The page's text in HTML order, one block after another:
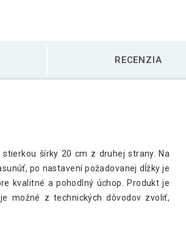
RECENZIA
šírky 20 cm z druhej strany. Na
po nastavení požadovanej dĺžky je
kvalitné a pohodlný úchop. Produkt je
možné z technických dôvodov zvoliť,